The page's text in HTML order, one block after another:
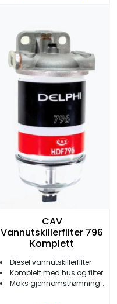
CAV
Vannutskillerfilter 796
Komplett
Diesel vannutskillerfilter
Komplett med hus og filter
Maks gjennomstrømning 90 l/t